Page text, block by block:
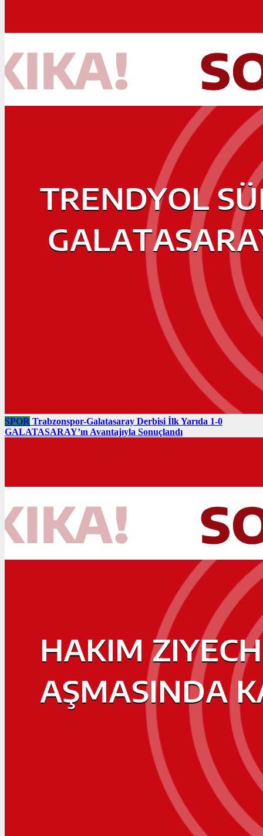
SPOR Trabzonspor-Galatasaray Derbisi İlk Yarıda 1-0
GALATASARAY’ın Avantajıyla Sonuçlandı